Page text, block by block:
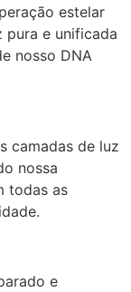
estelar
pura e unificada
nosso DNA
camadas de luz
nossa
todas as
e